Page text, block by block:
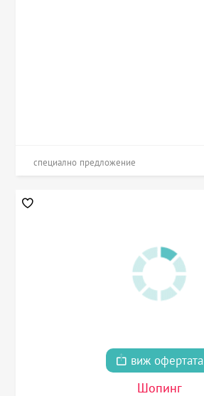
специално предложение
виж офертата
Шопинг